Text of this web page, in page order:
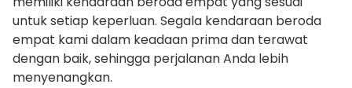
untuk setiap keperluan. Segala kendaraan beroda
empat kami dalam keadaan prima dan terawat
dengan baik, sehingga perjalanan Anda lebih
menyenangkan.